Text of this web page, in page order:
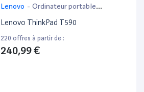
Lenovo - Ordinateur portable
bureautique
Lenovo ThinkPad T590
220 offres à partir de :
240,99 €